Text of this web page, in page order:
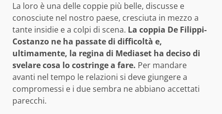
La loro è una delle coppie più belle, discusse e
conosciute nel nostro paese, cresciuta in mezzo a
tante insidie e a colpi di scena. La coppia De Filippi-
Costanzo ne ha passate di difficoltà e,
ultimamente, la regina di Mediaset ha deciso di
svelare cosa lo costringe a fare. Per mandare
avanti nel tempo le relazioni si deve giungere a
compromessi e i due sembra ne abbiano accettati
parecchi.